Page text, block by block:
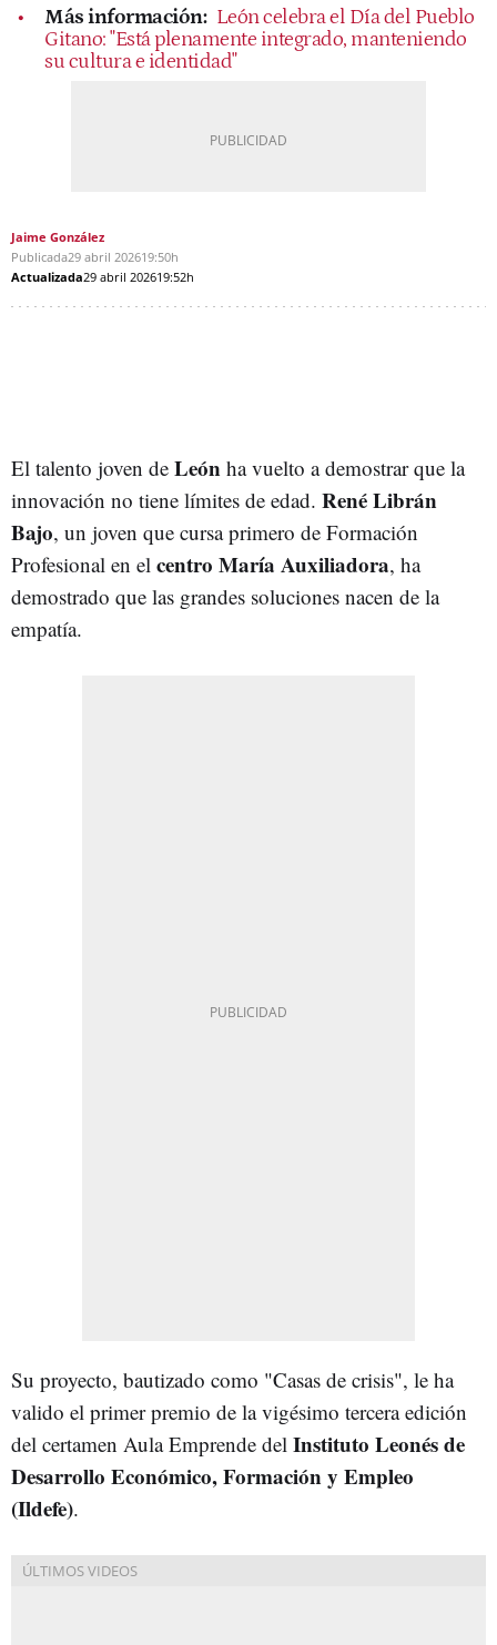
Más información: León celebra el Día del Pueblo
Gitano: "Está plenamente integrado, manteniendo
su cultura e identidad"
Jaime González
Publicada29 abril 202619:50h
Actualizada29 abril 202619:52h
El talento joven de León ha vuelto a demostrar que la
innovación no tiene límites de edad. René Librán
Bajo, un joven que cursa primero de Formación
Profesional en el centro María Auxiliadora, ha
demostrado que las grandes soluciones nacen de la
empatía.
Su proyecto, bautizado como "Casas de crisis", le ha
valido el primer premio de la vigésimo tercera edición
del certamen Aula Emprende del Instituto Leonés de
Desarrollo Económico, Formación y Empleo
(Ildefe).